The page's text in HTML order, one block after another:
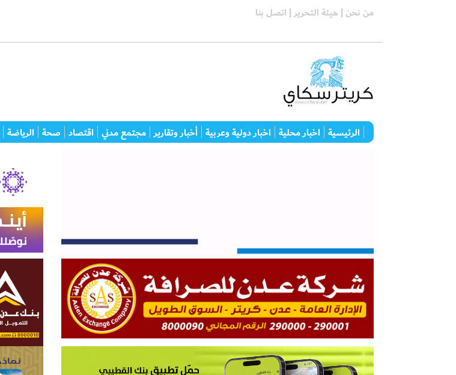
من نحن | هيئة التحرير | اتصل بنا
الرئيسية اخبار محلية اخبار دولية وعربية أخبار وتقارير مجتمع مدني اقتصاد صحة الرياضة